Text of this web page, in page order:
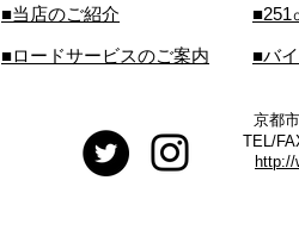
■当店のご紹介
■251
■ロードサービスのご案内 ■バ
京都
TEL/